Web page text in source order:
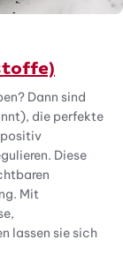
Dann sind
die perfekte
positiv
Diese
Mit
lassen sie sich